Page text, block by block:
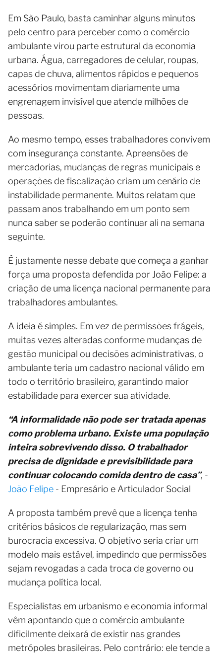
Em São Paulo, basta caminhar alguns minutos
pelo centro para perceber como o comércio
ambulante virou parte estrutural da economia
urbana. Água, carregadores de celular, roupas,
capas de chuva, alimentos rápidos e pequenos
acessórios movimentam diariamente uma
engrenagem invisível que atende milhões de
pessoas.
Ao mesmo tempo, esses trabalhadores convivem
com insegurança constante. Apreensões de
mercadorias, mudanças de regras municipais e
operações de fiscalização criam um cenário de
instabilidade permanente. Muitos relatam que
passam anos trabalhando em um ponto sem
nunca saber se poderão continuar ali na semana
seguinte.
É justamente nesse debate que começa a ganhar
força uma proposta defendida por João Felipe: a
criação de uma licença nacional permanente para
trabalhadores ambulantes.
A ideia é simples. Em vez de permissões frágeis,
muitas vezes alteradas conforme mudanças de
gestão municipal ou decisões administrativas, o
ambulante teria um cadastro nacional válido em
todo o território brasileiro, garantindo maior
estabilidade para exercer sua atividade.
“A informalidade não pode ser tratada apenas
como problema urbano. Existe uma população
inteira sobrevivendo disso. O trabalhador
precisa de dignidade e previsibilidade para
continuar colocando comida dentro de casa”, -
João Felipe - Empresário e Articulador Social
A proposta também prevê que a licença tenha
critérios básicos de regularização, mas sem
burocracia excessiva. O objetivo seria criar um
modelo mais estável, impedindo que permissões
sejam revogadas a cada troca de governo ou
mudança política local.
Especialistas em urbanismo e economia informal
vêm apontando que o comércio ambulante
dificilmente deixará de existir nas grandes
metrópoles brasileiras. Pelo contrário: ele tende a